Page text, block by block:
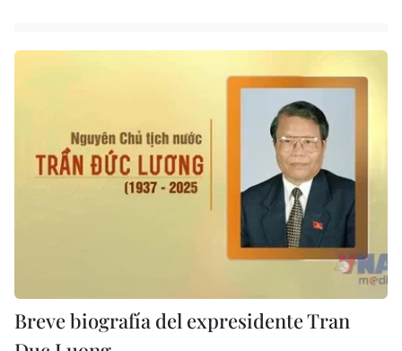
Breve biografía del expresidente Tran